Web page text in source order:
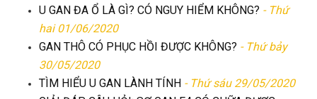
U GAN ĐA Ổ LÀ GÌ? CÓ NGUY HIỂM KHÔNG? - Thứ
hai 01/06/2020
GAN THÔ CÓ PHỤC HỒI ĐƯỢC KHÔNG? - Thứ bảy
30/05/2020
TÌM HIỂU U GAN LÀNH TÍNH - Thứ sáu 29/05/2020